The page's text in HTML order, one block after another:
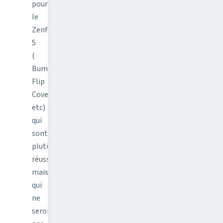
pour
le
Zenfone
5
(
Bumper,
Flip
Cover,
etc)
qui
sont
plutôt
réussies
mais
qui
ne
seront